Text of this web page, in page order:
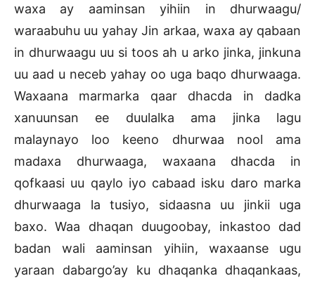
waxa ay aaminsan yihiin in dhurwaagu/
waraabuhu uu yahay Jin arkaa, waxa ay qabaan
in dhurwaagu uu si toos ah u arko jinka, jinkuna
uu aad u neceb yahay oo uga baqo dhurwaaga.
Waxaana marmarka qaar dhacda in dadka
xanuunsan ee duulalka ama jinka lagu
malaynayo loo keeno dhurwaa nool ama
madaxa dhurwaaga, waxaana dhacda in
qofkaasi uu qaylo iyo cabaad isku daro marka
dhurwaaga la tusiyo, sidaasna uu jinkii uga
baxo. Waa dhaqan duugoobay, inkastoo dad
badan wali aaminsan yihiin, waxaanse ugu
yaraan dabargo’ay ku dhaqanka dhaqankaas,